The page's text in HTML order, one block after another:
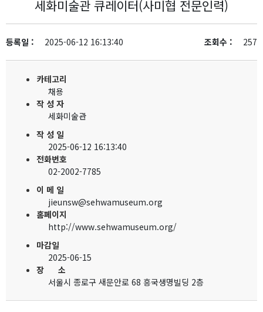
세화미술관 큐레이터(사미협 전문인력)
등록일 : 2025-06-12 16:13:40 조회수 : 257
카테고리
채용
작 성 자
세화미술관
작 성 일
2025-06-12 16:13:40
전화번호
02-2002-7785
이 메 일
jieunsw@sehwamuseum.org
홈페이지
http://www.sehwamuseum.org/
마감일
2025-06-15
장 소
서울시 종로구 새문안로 68 흥국생명빌딩 2층